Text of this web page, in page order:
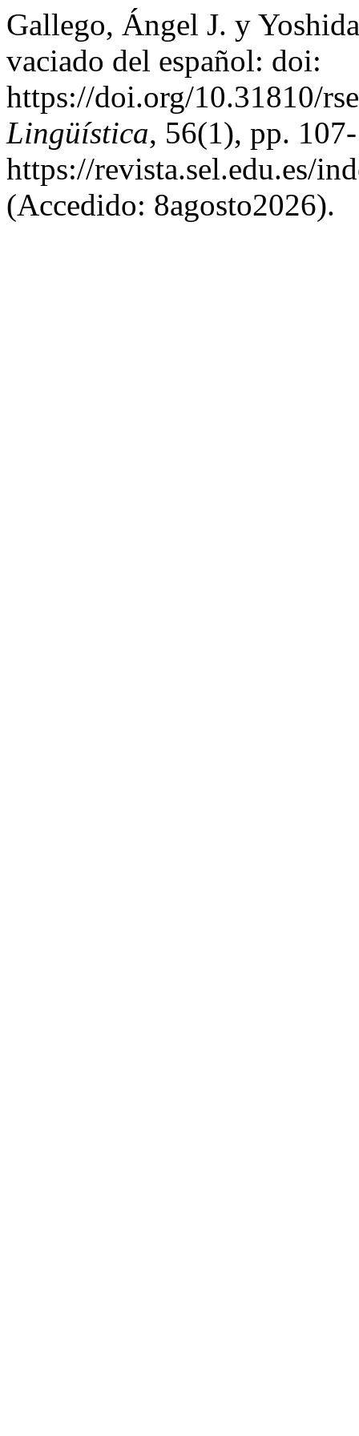
Gallego, Ángel J. y
vaciado del español: doi:
https://doi.org/10.31810/
Lingüística, 56(1), pp.
https://revista.sel.edu.es/
(Accedido: 8agosto2026).